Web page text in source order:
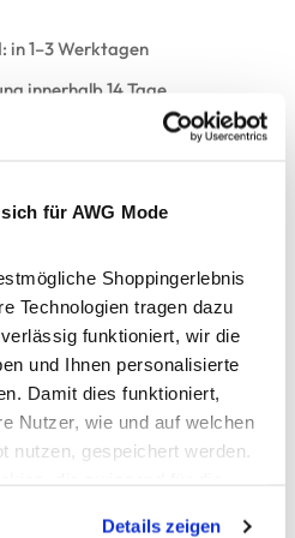
für AWG Mode
Shoppingerlebnis
Technologien tragen dazu
funktioniert, wir die
und Ihnen personalisierte
Damit dies funktioniert,
Nutzer, wie und auf welchen
nutzen, gespeichert werden.
Details zeigen
in 1–3 Werktagen
innerhalb 14 Tage
in Ihre Wunschfiliale
hinzufügen
von Wolperdinger